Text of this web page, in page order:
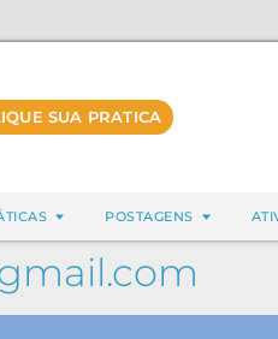
SUA PRATICA
POSTAGENS